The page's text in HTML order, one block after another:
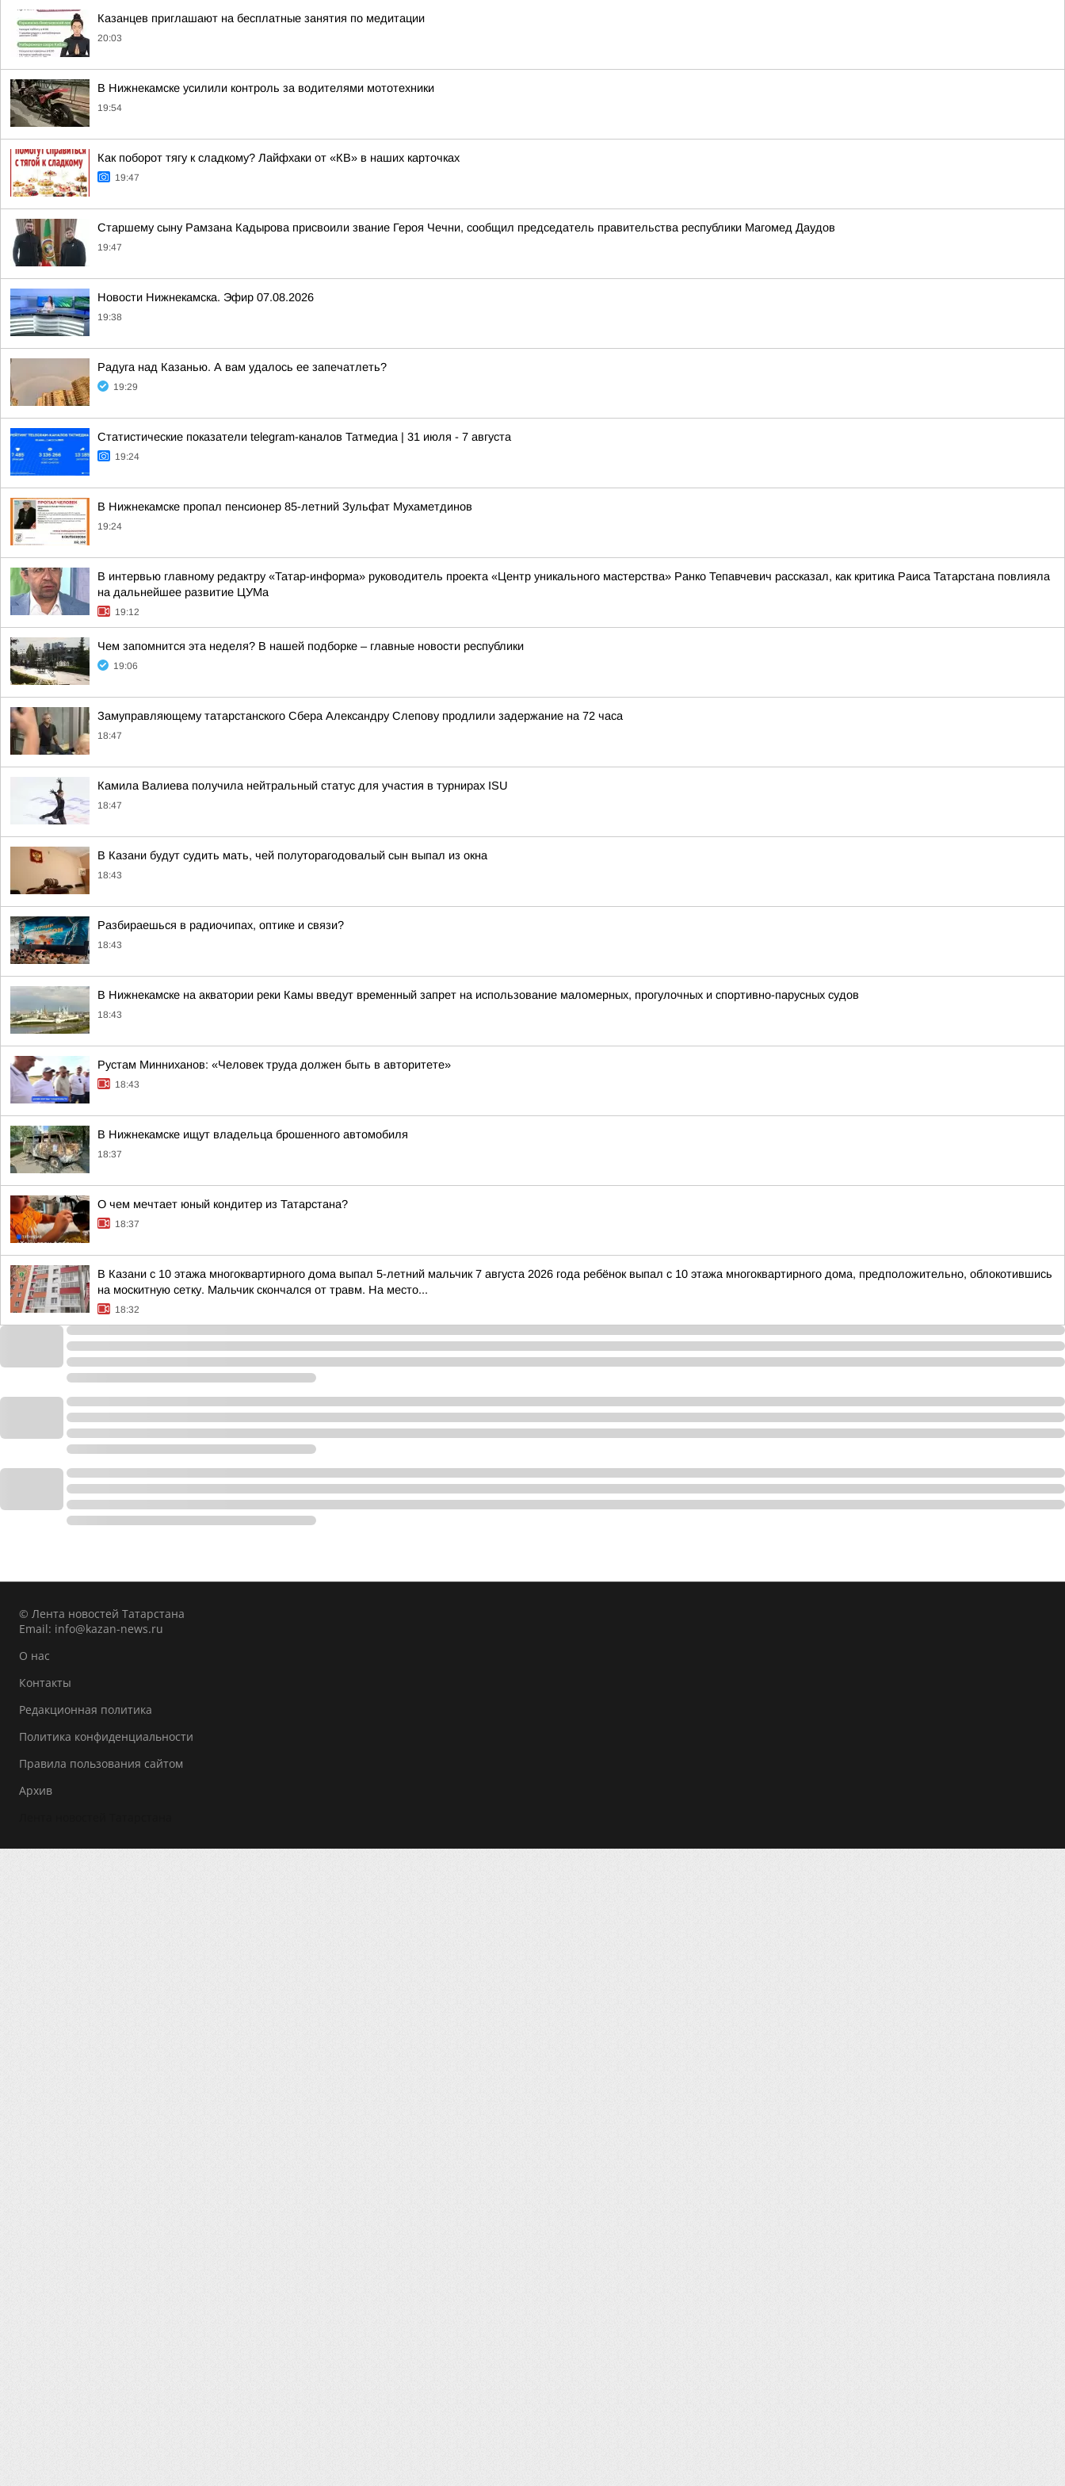
Казанцев приглашают на бесплатные занятия по медитации
20:03
В Нижнекамске усилили контроль за водителями мототехники
19:54
Как поборот тягу к сладкому? Лайфхаки от «КВ» в наших карточках
19:47
Старшему сыну Рамзана Кадырова присвоили звание Героя Чечни, сообщил председатель правительства республики Магомед Даудов
19:47
Новости Нижнекамска. Эфир 07.08.2026
19:38
Радуга над Казанью. А вам удалось ее запечатлеть?
19:29
Статистические показатели telegram-каналов Татмедиа | 31 июля - 7 августа
19:24
В Нижнекамске пропал пенсионер 85-летний Зульфат Мухаметдинов
19:24
В интервью главному редактру «Татар-информа» руководитель проекта «Центр уникального мастерства» Ранко Тепавчевич рассказал, как критика Раиса Татарстана повлияла
на дальнейшее развитие ЦУМа
19:12
Чем запомнится эта неделя? В нашей подборке – главные новости республики
19:06
Замуправляющему татарстанского Сбера Александру Слепову продлили задержание на 72 часа
18:47
Камила Валиева получила нейтральный статус для участия в турнирах ISU
18:47
В Казани будут судить мать, чей полуторагодовалый сын выпал из окна
18:43
Разбираешься в радиочипах, оптике и связи?
18:43
В Нижнекамске на акватории реки Камы введут временный запрет на использование маломерных, прогулочных и спортивно-парусных судов
18:43
Рустам Минниханов: «Человек труда должен быть в авторитете»
18:43
В Нижнекамске ищут владельца брошенного автомобиля
18:37
О чем мечтает юный кондитер из Татарстана?
18:37
В Казани с 10 этажа многоквартирного дома выпал 5-летний мальчик 7 августа 2026 года ребёнок выпал с 10 этажа многоквартирного дома, предположительно, облокотившись
на москитную сетку. Мальчик скончался от травм. На место...
18:32
© Лента новостей Татарстана
Email: info@kazan-news.ru
О нас
Контакты
Редакционная политика
Политика конфиденциальности
Правила пользования сайтом
Архив